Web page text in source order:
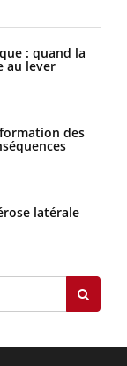
: quand la
au lever
des
latérale